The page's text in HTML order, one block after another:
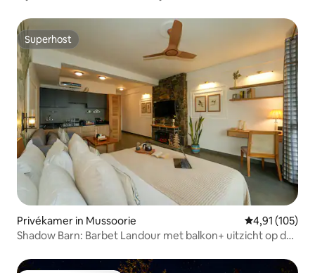
Superhost
Superhost
Privékamer in Mussoorie Gemiddelde
4,91 (105)
Shadow Barn: Barbet Landour met balkon+ uitzicht op de